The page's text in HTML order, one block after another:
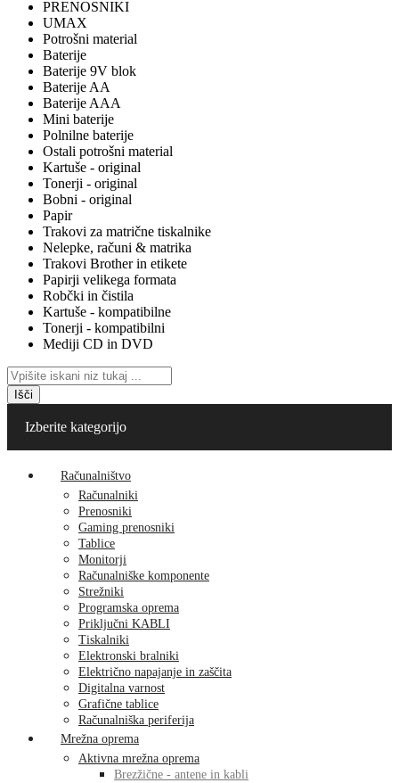
PRENOSNIKI
UMAX
Potrošni material
Baterije
Baterije 9V blok
Baterije AA
Baterije AAA
Mini baterije
Polnilne baterije
Ostali potrošni material
Kartuše - original
Tonerji - original
Bobni - original
Papir
Trakovi za matrične tiskalnike
Nelepke, računi & matrika
Trakovi Brother in etikete
Papirji velikega formata
Robčki in čistila
Kartuše - kompatibilne
Tonerji - kompatibilni
Mediji CD in DVD
Išči
Izberite kategorijo
Računalništvo
Računalniki
Prenosniki
Gaming prenosniki
Tablice
Monitorji
Računalniške komponente
Strežniki
Programska oprema
Priključni KABLI
Tiskalniki
Elektronski bralniki
Električno napajanje in zaščita
Digitalna varnost
Grafične tablice
Računalniška periferija
Mrežna oprema
Aktivna mrežna oprema
Brezžične - antene in kabli